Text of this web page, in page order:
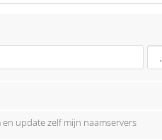
update zelf mijn naamservers